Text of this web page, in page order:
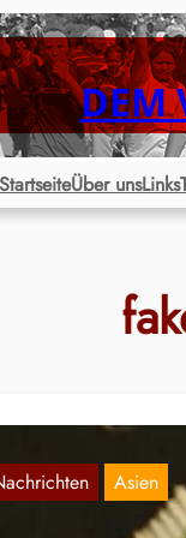
DEM
StartseiteÜber unsLinks
Asien